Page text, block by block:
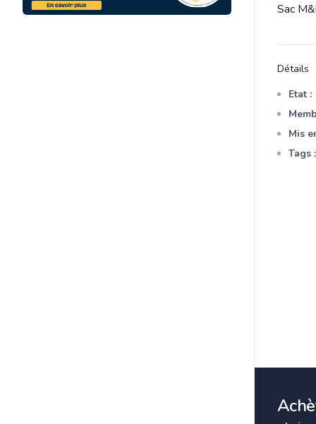
Sac
Détails
Etat :
Mis
Tags :